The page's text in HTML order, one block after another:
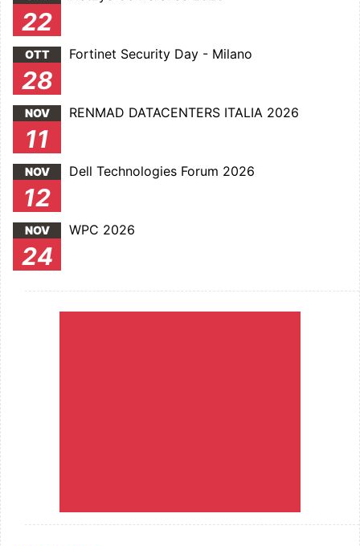
22
OTT
28
Fortinet Security Day - Milano
NOV
11
RENMAD DATACENTERS ITALIA 2026
NOV
12
Dell Technologies Forum 2026
NOV
24
WPC 2026